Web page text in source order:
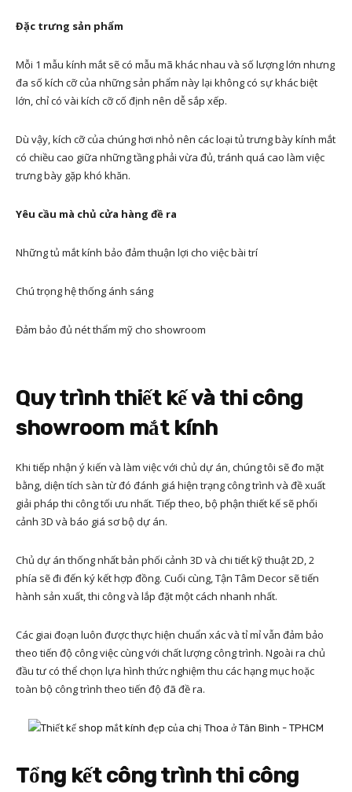
Đặc trưng sản phẩm
Mỗi 1 mẫu kính mắt sẽ có mẫu mã khác nhau và số lượng lớn nhưng
đa số kích cỡ của những sản phẩm này lại không có sự khác biệt
lớn, chỉ có vài kích cỡ cố định nên dễ sắp xếp.
Dù vậy, kích cỡ của chúng hơi nhỏ nên các loại tủ trưng bày kính mắt
có chiều cao giữa những tầng phải vừa đủ, tránh quá cao làm việc
trưng bày gặp khó khăn.
Yêu cầu mà chủ cửa hàng đề ra
Những tủ mắt kính bảo đảm thuận lợi cho việc bài trí
Chú trọng hệ thống ánh sáng
Đảm bảo đủ nét thẩm mỹ cho showroom
Quy trình thiết kế và thi công
showroom mắt kính
Khi tiếp nhận ý kiến và làm việc với chủ dự án, chúng tôi sẽ đo mặt
bằng, diện tích sàn từ đó đánh giá hiện trạng công trình và đề xuất
giải pháp thi công tối ưu nhất. Tiếp theo, bộ phận thiết kế sẽ phối
cảnh 3D và báo giá sơ bộ dự án.
Chủ dự án thống nhất bản phối cảnh 3D và chi tiết kỹ thuật 2D, 2
phía sẽ đi đến ký kết hợp đồng. Cuối cùng, Tận Tâm Decor sẽ tiến
hành sản xuất, thi công và lắp đặt một cách nhanh nhất.
Các giai đoạn luôn được thực hiện chuẩn xác và tỉ mỉ vẫn đảm bảo
theo tiến độ công việc cùng với chất lượng công trình. Ngoài ra chủ
đầu tư có thể chọn lựa hình thức nghiệm thu các hạng mục hoặc
toàn bộ công trình theo tiến độ đã đề ra.
Tổng kết công trình thi công